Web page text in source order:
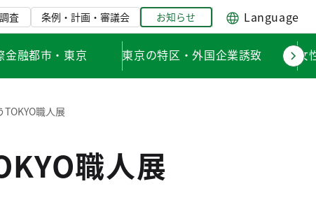
査 条例・計画・審議会 お知らせ Language
金融都市・東京 東京の特区・外国企業誘致 女
職人展
職人展